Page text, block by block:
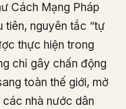
Cách Mạng Pháp
tiên, nguyên tắc “tự
thực hiện trong
chỉ gây chấn động
toàn thế giới, mở
nhà nước dân